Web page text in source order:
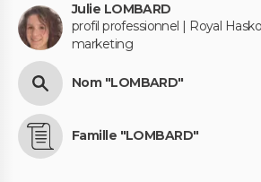
Julie LOMBARD
profil professionnel | Royal
marketing
Nom "LOMBARD"
Famille "LOMBARD"